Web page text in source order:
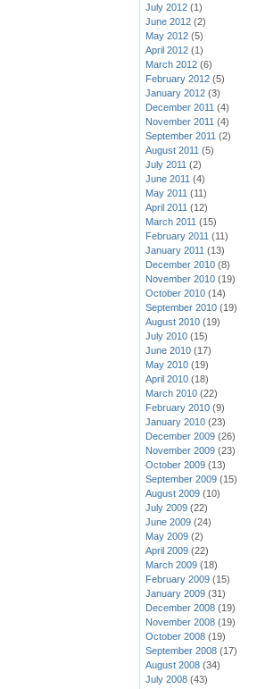
July 2012 (1)
June 2012 (2)
May 2012 (5)
April 2012 (1)
March 2012 (6)
February 2012 (5)
January 2012 (3)
December 2011 (4)
November 2011 (4)
September 2011 (2)
August 2011 (5)
July 2011 (2)
June 2011 (4)
May 2011 (11)
April 2011 (12)
March 2011 (15)
February 2011 (11)
January 2011 (13)
December 2010 (8)
November 2010 (19)
October 2010 (14)
September 2010 (19)
August 2010 (19)
July 2010 (15)
June 2010 (17)
May 2010 (19)
April 2010 (18)
March 2010 (22)
February 2010 (9)
January 2010 (23)
December 2009 (26)
November 2009 (23)
October 2009 (13)
September 2009 (15)
August 2009 (10)
July 2009 (22)
June 2009 (24)
May 2009 (2)
April 2009 (22)
March 2009 (18)
February 2009 (15)
January 2009 (31)
December 2008 (19)
November 2008 (19)
October 2008 (19)
September 2008 (17)
August 2008 (34)
July 2008 (43)